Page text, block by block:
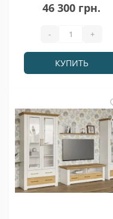
46 300 грн.
- +
КУПИТЬ